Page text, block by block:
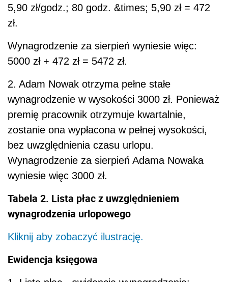
bez uwzględnienia czasu urlopu.
Wynagrodzenie za sierpień Adama Nowaka
Tabela 2. Lista płac z uwzględnieniem
Kliknij aby zobaczyć ilustrację.
Ewidencja księgowa
1. Lista płac - ewidencja wynagrodzenia:
Wn„Koszty wynagrodzeń” 8 472,00
472,00
przez pracownika: